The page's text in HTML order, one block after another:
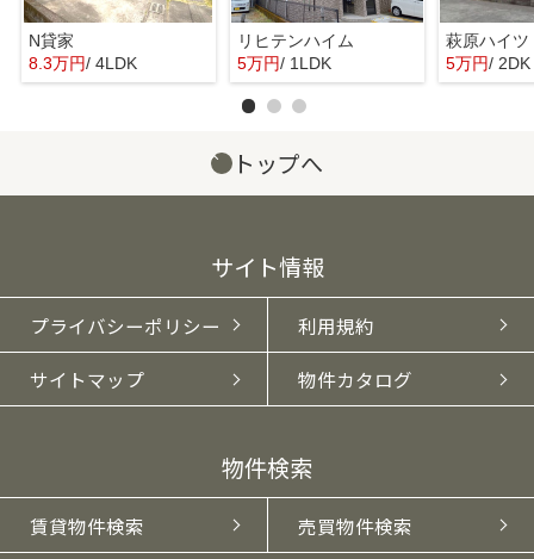
N貸家
8.3万円/ 4LDK
リヒテンハイム
5万円/ 1LDK
萩原ハイ
5万円/ 2DK
トップへ
サイト情報
プライバシーポリシー 利用規約
サイトマップ 物件カタログ
物件検索
賃貸物件検索 売買物件検索